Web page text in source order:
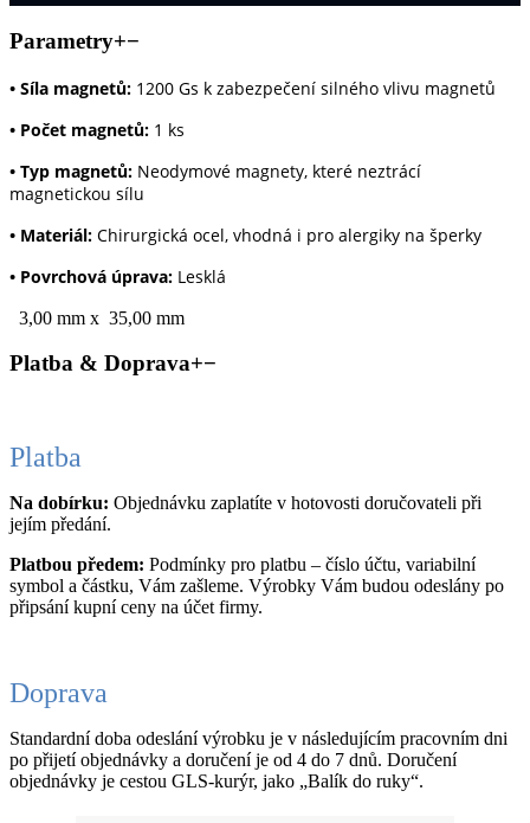
Parametry+−
• Síla magnetů: 1200 Gs k zabezpečení silného vlivu magnetů
• Počet magnetů: 1 ks
• Typ magnetů: Neodymové magnety, které neztrácí
magnetickou sílu
• Materiál: Chirurgická ocel, vhodná i pro alergiky na šperky
• Povrchová úprava: Lesklá
3,00 mm x 35,00 mm
Platba & Doprava+−
Platba
Na dobírku: Objednávku zaplatíte v hotovosti doručovateli při
jejím předání.
Platbou předem: Podmínky pro platbu – číslo účtu, variabilní
symbol a částku, Vám zašleme. Výrobky Vám budou odeslány po
připsání kupní ceny na účet firmy.
Doprava
Standardní doba odeslání výrobku je v následujícím pracovním dni
po přijetí objednávky a doručení je od 4 do 7 dnů. Doručení
objednávky je cestou GLS-kurýr, jako „Balík do ruky“.